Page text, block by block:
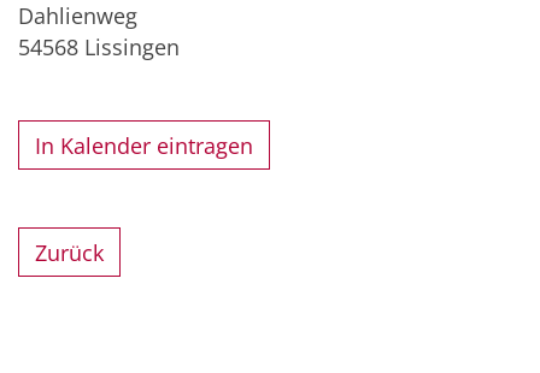
Dahlienweg
54568 Lissingen
In Kalender eintragen
Zurück